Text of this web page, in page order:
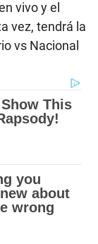
vivo y el
vez, tendrá la
vs Nacional